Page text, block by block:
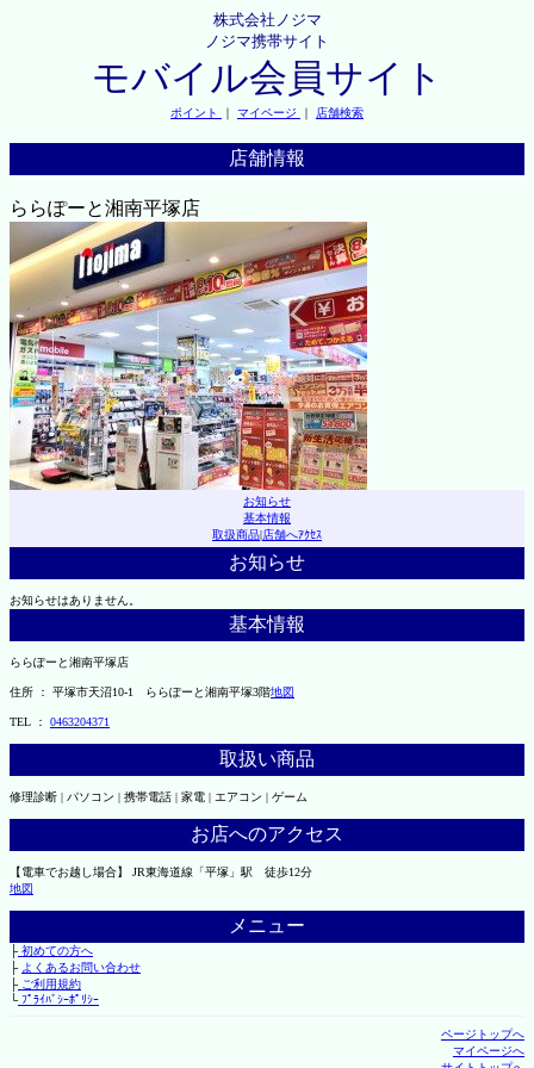
株式会社ノジマ
ノジマ携帯サイト
モバイル会員サイト
ポイント ｜ マイページ ｜ 店舗検索
店舗情報
ららぽーと湘南平塚店
お知らせ
基本情報
取扱商品|店舗へｱｸｾｽ
お知らせ
お知らせはありません。
基本情報
ららぽーと湘南平塚店
住所 ： 平塚市天沼10-1 ららぽーと湘南平塚3階地図
TEL ： 0463204371
取扱い商品
修理診断 | パソコン | 携帯電話 | 家電 | エアコン | ゲーム
お店へのアクセス
【電車でお越し場合】 JR東海道線「平塚」駅 徒歩12分
地図
メニュー
├初めての方へ
├ よくあるお問い合わせ
├ご利用規約
└ﾌﾟﾗｲﾊﾞｼｰﾎﾟﾘｼｰ
ページトップへ
マイページへ